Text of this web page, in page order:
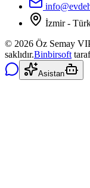
İzmir -
© 2026 Öz Semay
saklıdır.Binbirsoft
Asistan